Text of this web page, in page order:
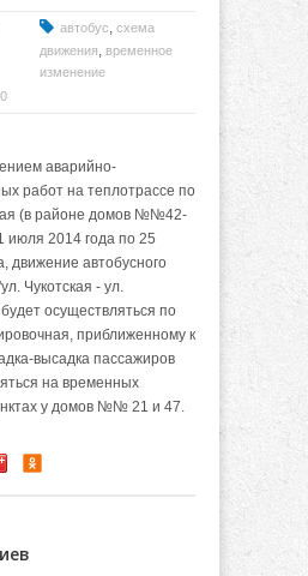
автобус, схема
движения, временное
изменение
аварийно-
работ на теплотрассе по
(в районе домов №№42-
июля 2014 года по 25
движение автобусного
Чукотская - ул.
осуществляться по
приближенному к
высадка пассажиров
на временных
у домов №№ 21 и 47.